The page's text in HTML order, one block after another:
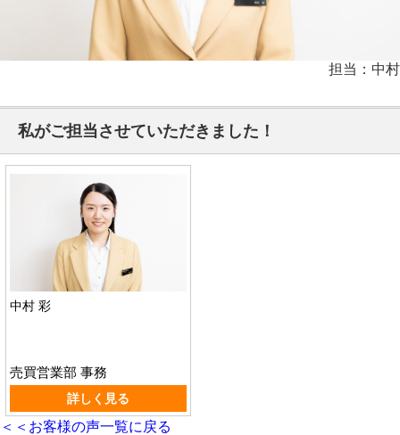
担当：中村
私がご担当させていただきました！
中村 彩
売買営業部 事務
詳しく見る
＜＜お客様の声一覧に戻る